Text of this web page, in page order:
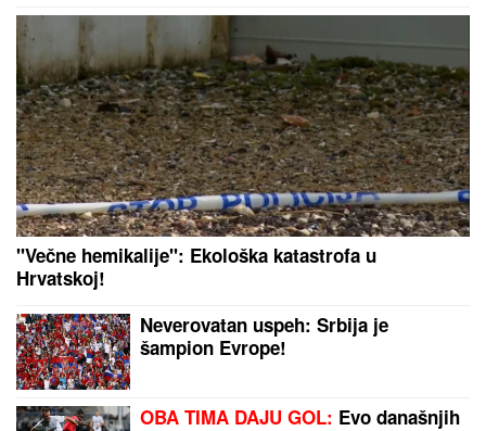
Pogledajte šta je ležalo duboko pod
zemljom (FOTO)
SKANDAL U ISTANBULU!
Emina Jahović pokradena
za 50.000 EVRA: Nasela na prevaru devojke iz Crne
Gore